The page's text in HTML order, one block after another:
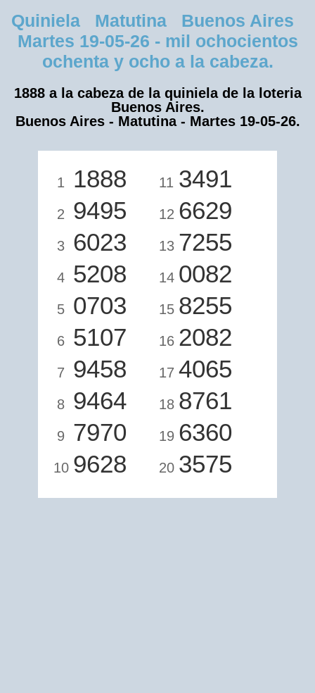
Quiniela Matutina Buenos Aires
Martes 19-05-26 - mil ochocientos
ochenta y ocho a la cabeza.
1888 a la cabeza de la quiniela de la loteria
Buenos Aires.
Buenos Aires - Matutina - Martes 19-05-26.
1 1888
2 9495
3 6023
4 5208
5 0703
6 5107
7 9458
8 9464
9 7970
10 9628
11 3491
12 6629
13 7255
14 0082
15 8255
16 2082
17 4065
18 8761
19 6360
20 3575